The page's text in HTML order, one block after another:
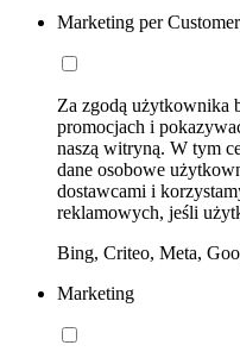
Marketing per
Za zgodą użytkownika
promocjach i
naszą witryną. W tym
dane osobowe
dostawcami i
reklamowych, jeśli
Bing, Criteo, Meta,
Marketing